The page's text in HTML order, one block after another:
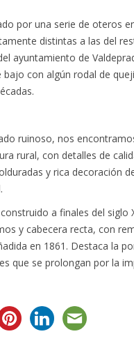
por una serie de oteros
distintas a las del
ayuntamiento de
con algún rodal de
ruinoso, nos
rural, con detalles de
y rica decoración
a finales del siglo
y cabecera recta, con
en 1861. Destaca la
que se prolongan por la